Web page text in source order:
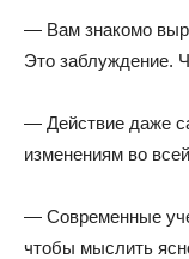
— Вам знакомо
Это заблуждение.
— Действие даже
изменениям во
— Современные
чтобы мыслить